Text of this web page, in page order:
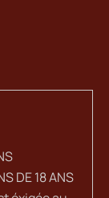
DE 18 ANS